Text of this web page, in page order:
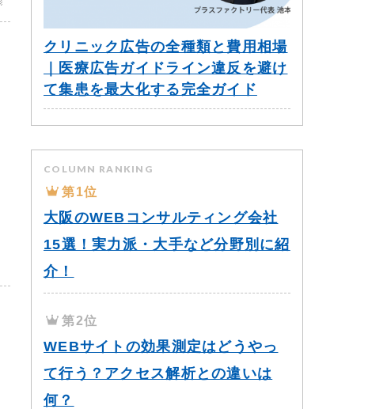
クリニック広告の全種類と費用相場
｜医療広告ガイドライン違反を避け
て集患を最大化する完全ガイド
COLUMN RANKING
第1位
大阪のWEBコンサルティング会社
15選！実力派・大手など分野別に紹
介！
第2位
WEBサイトの効果測定はどうやっ
て行う？アクセス解析との違いは
何？